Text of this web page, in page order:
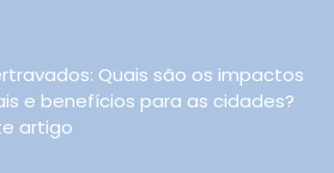
Quais são os impactos
e benefícios para as cidades?
artigo